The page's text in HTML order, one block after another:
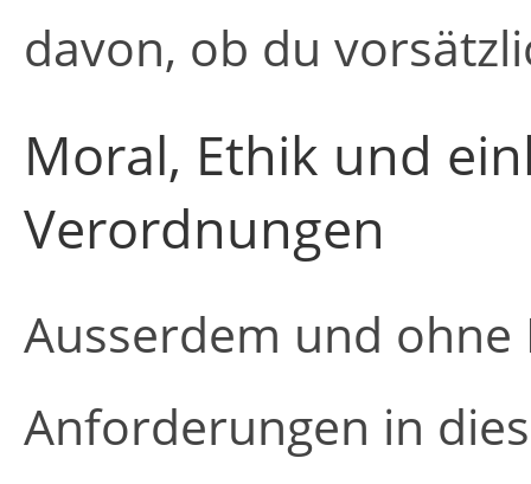
davon, ob du
Moral, Ethik und
Verordnungen
Ausserdem und
Anforderungen in